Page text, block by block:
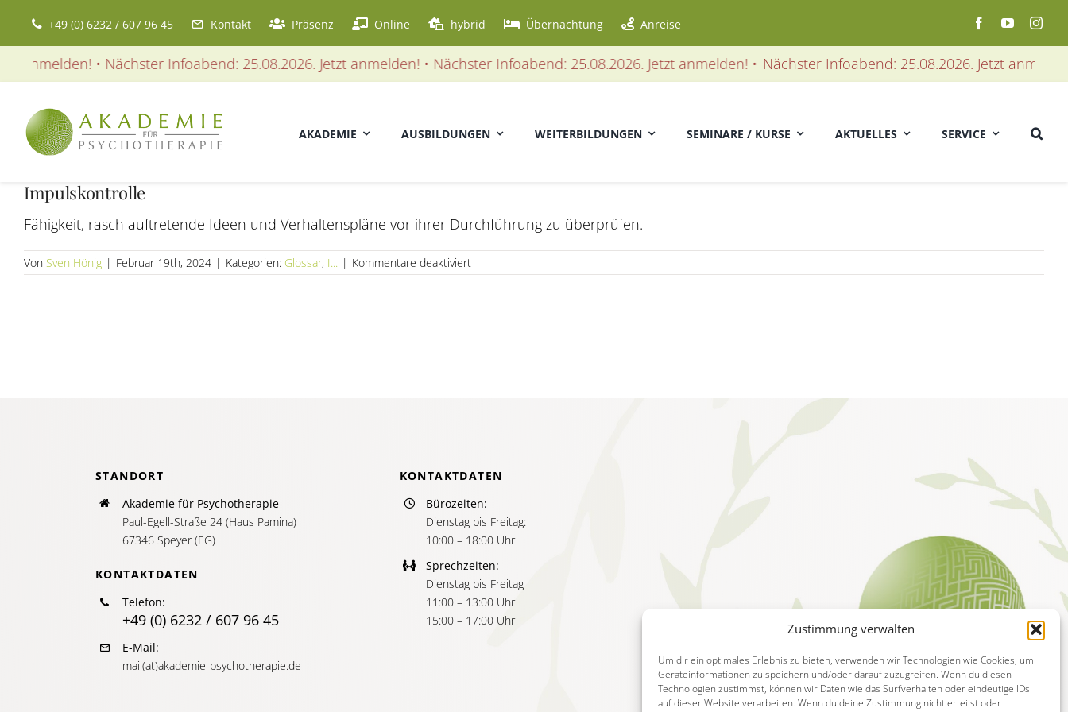
Zustimmung verwalten
Um dir ein optimales Erlebnis zu bieten, verwenden wir Technologien wie Cookies, um
Geräteinformationen zu speichern und/oder darauf zuzugreifen. Wenn du diesen
Technologien zustimmst, können wir Daten wie das Surfverhalten oder eindeutige IDs
auf dieser Website verarbeiten. Wenn du deine Zustimmung nicht erteilst oder
Inhalt
springen
+49 (0) 6232 / 607 96 45 Kontakt Präsenz Online hybrid Übernachtung Anreise
• Nächster Infoabend: 25.08.2026. Jetzt anmelden! • Nächster Infoabend: 25.08.2026. Jetzt anmelden! • Nächster Infoabend: 25.08.2026. Jetzt
AKADEMIE AUSBILDUNGEN WEITERBILDUNGEN SEMINARE / KURSE AKTUELLES SERVICE
Impulskontrolle
Fähigkeit, rasch auftretende Ideen und Verhaltenspläne vor ihrer Durchführung zu überprüfen.
Von Sven Hönig | Februar 19th, 2024 | Kategorien: Glossar, I... | Kommentare deaktiviertfür
Impulskontrolle
STANDORT
Akademie für Psychotherapie
Paul-Egell-Straße 24 (Haus Pamina)
67346 Speyer (EG)
KONTAKTDATEN
Telefon:
+49 (0) 6232 / 607 96 45
E-Mail:
mail(at)akademie-psychotherapie.de
KONTAKTDATEN
Bürozeiten:
Dienstag bis Freitag:
10:00 – 18:00 Uhr
Sprechzeiten:
Dienstag bis Freitag
11:00 – 13:00 Uhr
15:00 – 17:00 Uhr